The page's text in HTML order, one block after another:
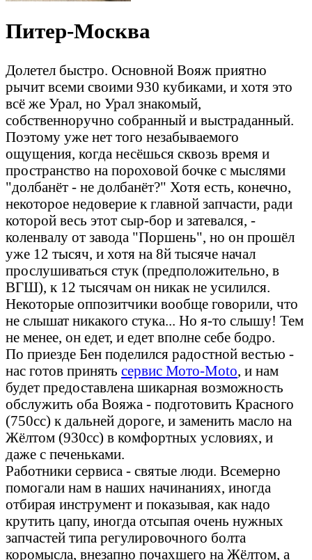
Питер-Москва
Долетел быстро. Основной Вояж приятно
рычит всеми своими 930 кубиками, и хотя это
всё же Урал, но Урал знакомый,
собственноручно собранный и выстраданный.
Поэтому уже нет того незабываемого
ощущения, когда несёшься сквозь время и
пространство на пороховой бочке с мыслями
"долбанёт - не долбанёт?" Хотя есть, конечно,
некоторое недоверие к главной запчасти, ради
которой весь этот сыр-бор и затевался, -
коленвалу от завода "Поршень", но он прошёл
уже 12 тысяч, и хотя на 8й тысяче начал
прослушиваться стук (предположительно, в
ВГШ), к 12 тысячам он никак не усилился.
Некоторые оппозитчики вообще говорили, что
не слышат никакого стука... Но я-то слышу! Тем
не менее, он едет, и едет вполне себе бодро.
По приезде Бен поделился радостной вестью -
нас готов принять сервис Мото-Moto, и нам
будет предоставлена шикарная возможность
обслужить оба Вояжа - подготовить Красного
(750сс) к дальней дороге, и заменить масло на
Жёлтом (930сс) в комфортных условиях, и
даже с печеньками.
Работники сервиса - святые люди. Всемерно
помогали нам в наших начинаниях, иногда
отбирая инструмент и показывая, как надо
крутить цапу, иногда отсыпая очень нужных
запчастей типа регулировочного болта
коромысла, внезапно почахшего на Жёлтом, а